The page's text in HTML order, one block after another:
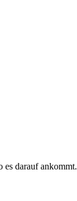
es darauf ankommt.